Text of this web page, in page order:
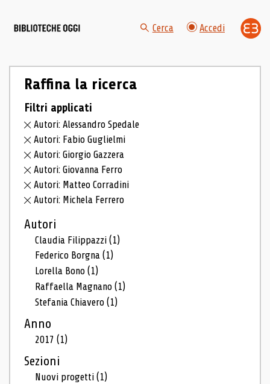
Cerca Accedi
Raffina la ricerca
Filtri applicati
Autori: Alessandro Spedale
Autori: Fabio Guglielmi
Autori: Giorgio Gazzera
Autori: Giovanna Ferro
Autori: Matteo Corradini
Autori: Michela Ferrero
Autori
Claudia Filippazzi(1)
Federico Borgna(1)
Lorella Bono(1)
Raffaella Magnano(1)
Stefania Chiavero(1)
Anno
2017(1)
Sezioni
Nuovi progetti(1)